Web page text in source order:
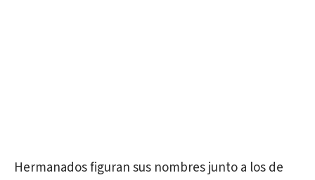
Hermanados figuran sus nombres junto a los de